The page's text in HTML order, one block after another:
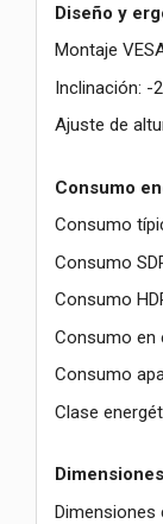
Diseño y
Montaje
Inclinación: -
Ajuste de
Consumo
Consumo
Consumo
Consumo
Consumo en
Consumo
Clase
Dimensiones